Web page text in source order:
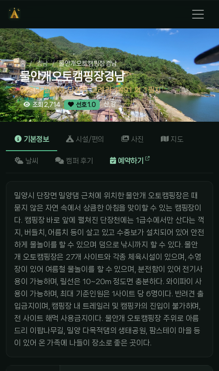
홈 경남 물안개오토캠핑장경남
물안개오토캠핑장경남
경남 밀양시 단장면 고례리 1491 외 1필지
조회 2,714 선호 1.0 산,강
기본정보 시설/편의 사진 지도
날씨 캠퍼 후기 예약하기
밀양시 단장면 밀양댐 근처에 위치한 물안개 오토캠핑장은 때
묻지 않은 자연 속에서 상큼한 아침을 맞이할 수 있는 캠핑장이
다. 캠핑장 바로 앞에 펼쳐진 단장천에는 1급수에서만 산다는 꺽
지, 버들치, 어름치 등이 살고 있고 수중보가 설치되어 있어 안전
하게 물놀이를 할 수 있으며 덤으로 낚시까지 할 수 있다. 물안
개 오토캠핑장은 27개 사이트와 각종 체육시설이 있으며, 수영
장이 있어 여름철 물놀이를 할 수 있으며, 분전함이 있어 전기사
용이 가능하며, 릴선은 10~20m 정도면 충분하다. 와이파이 사
용이 가능하며, 최대 기준인원은 1사이트 당 6명이다. 반려견 출
입금지이며, 캠핑장 내 트레일러 및 캠핑카의 진입이 불가하며,
전 사이트 해먹 사용금지이다. 물안개 오토캠핑장 주위로 아름
드리 이팝나무길, 밀양 다목적댐의 생태공원, 팜스테이 마을 등
이 있어 온 가족에 나들이 장소로 좋은 곳이다.